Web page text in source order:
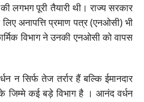
लगभग पूरी तैयारी थी। राज्य सरकार
अनापत्ति प्रमाण पत्र (एनओसी) भी
विभाग ने उनकी एनओसी को वापस
सिर्फ तेज तर्रार हैं बल्कि ईमानदार
जिम्मे कई बड़े विभाग है । आनंद वर्धन